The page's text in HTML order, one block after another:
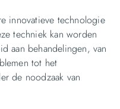
innovatieve technologie
techniek kan worden
aan behandelingen, van
tot het
de noodzaak van